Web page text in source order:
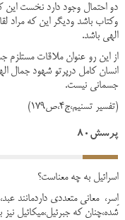
دو احتمال وجود دارد نخست این
وکتاب باشد ودیگر این که مراد
الهی باشد.
از این رو عنوان ملاقات
انسان کامل درپرتو شهود جمال
جسمانی نیست.
(تفسیر تسنیم،ج4،ص179)
پرسش80
اسرائیل به چه معناست؟
اِسر، معانی متعددی داردمانند
شده،چنان که جبرئیل،میکائیل